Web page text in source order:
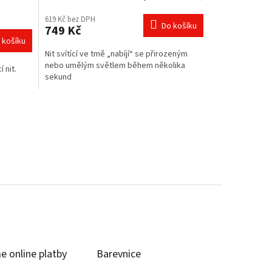
košíku
nit.
produktu
je
z
5
hvězdiček.
619 Kč bez DPH
749 Kč Do košíku
Nit svítící ve tmě „nabíjí“ se přirozeným
nebo umělým světlem během několika
sekund
online platby Barevnice